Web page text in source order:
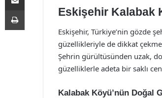
Eskişehir Kalabak
Eskişehir, Türkiye’nin gözde
güzellikleriyle de dikkat
Şehrin gürültüsünden uzak,
güzelliklerle adeta bir saklı
Kalabak Köyü’nün Doğal